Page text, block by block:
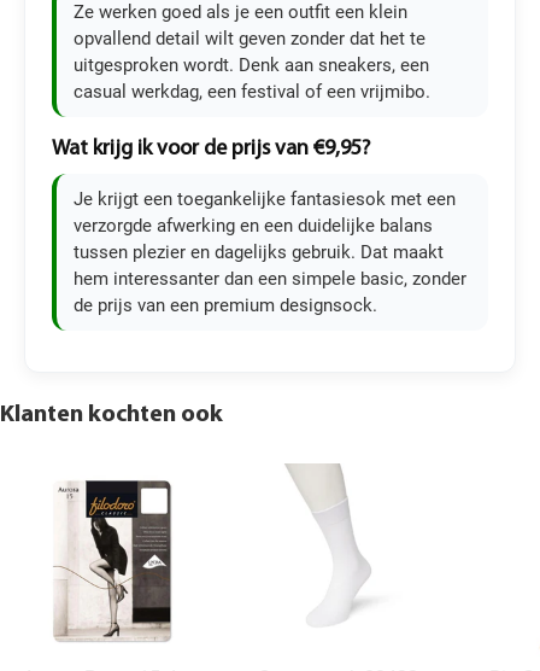
Ze werken goed als je een outfit een klein
opvallend detail wilt geven zonder dat het te
uitgesproken wordt. Denk aan sneakers, een
casual werkdag, een festival of een vrijmibo.
Wat krijg ik voor de prijs van €9,95?
Je krijgt een toegankelijke fantasiesok met een
verzorgde afwerking en een duidelijke balans
tussen plezier en dagelijks gebruik. Dat maakt
hem interessanter dan een simpele basic, zonder
de prijs van een premium designsock.
Klanten kochten ook